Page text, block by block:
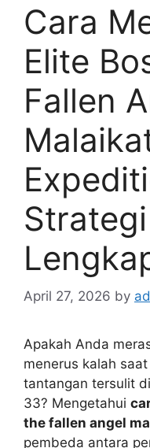
Cara
Elite
Fallen
April 27, 2026 by
Apakah Anda
menerus kalah
tantangan tersulit
33? Mengetahui
the fallen angel
pembeda antara